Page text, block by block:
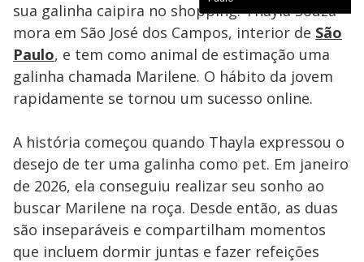
sua galinha caipira no shopping. Thayla Souza
mora em São José dos Campos, interior de São
Paulo, e tem como animal de estimação uma
galinha chamada Marilene. O hábito da jovem
rapidamente se tornou um sucesso online.
A história começou quando Thayla expressou o
desejo de ter uma galinha como pet. Em janeiro
de 2026, ela conseguiu realizar seu sonho ao
buscar Marilene na roça. Desde então, as duas
são inseparáveis e compartilham momentos
que incluem dormir juntas e fazer refeições